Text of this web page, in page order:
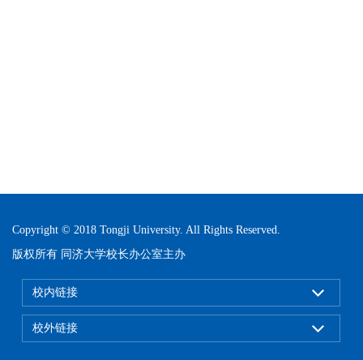
Copyright © 2018 Tongji University. All Rights Reserved.
版权所有 同济大学校长办公室主办